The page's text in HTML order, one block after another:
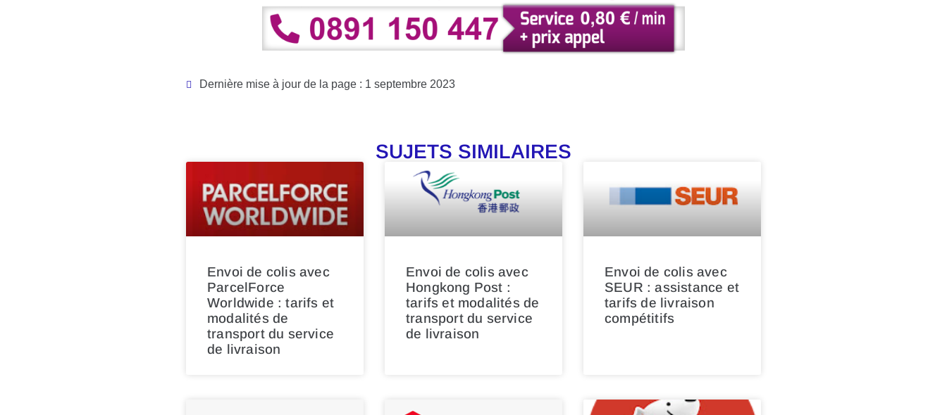
Dernière mise à jour de la page : 1 septembre 2023
SUJETS SIMILAIRES
Envoi de colis avec
ParcelForce
Worldwide : tarifs et
modalités de
transport du service
de livraison
Envoi de colis avec
Hongkong Post :
tarifs et modalités de
transport du service
de livraison
Envoi de colis avec
SEUR : assistance et
tarifs de livraison
compétitifs